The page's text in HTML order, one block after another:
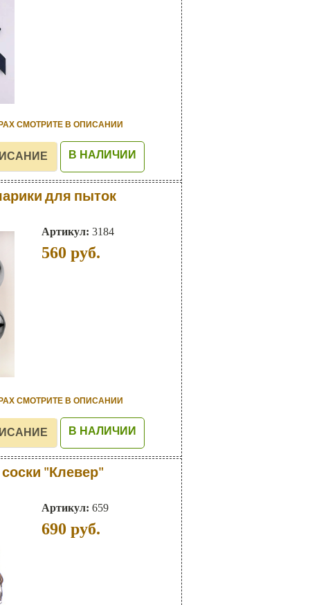
СМОТРИТЕ В ОПИСАНИИ
В НАЛИЧИИ
для пыток
Артикул: 3184
560 руб.
СМОТРИТЕ В ОПИСАНИИ
В НАЛИЧИИ
"Клевер"
Артикул: 659
690 руб.